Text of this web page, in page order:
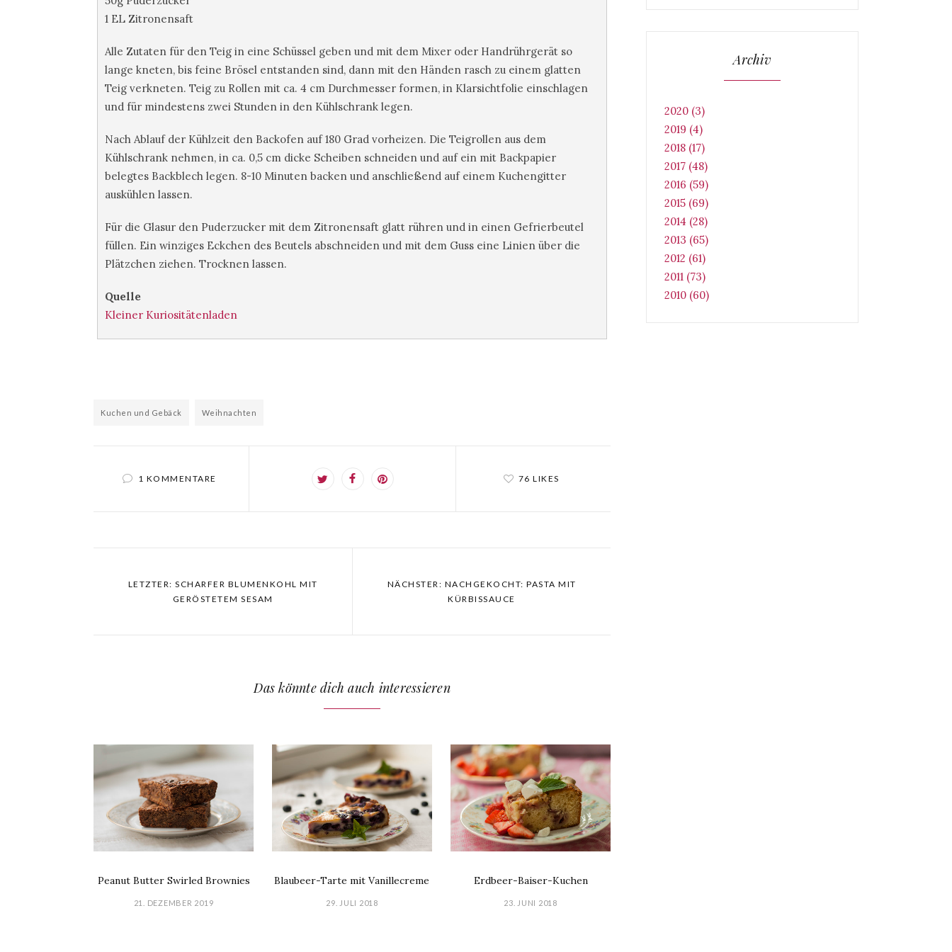
1 EL Zitronensaft
Alle Zutaten für den Teig in eine Schüssel geben und mit dem Mixer oder Handrührgerät so
lange kneten, bis feine Brösel entstanden sind, dann mit den Händen rasch zu einem glatten
Teig verkneten. Teig zu Rollen mit ca. 4 cm Durchmesser formen, in Klarsichtfolie einschlagen
und für mindestens zwei Stunden in den Kühlschrank legen.
Nach Ablauf der Kühlzeit den Backofen auf 180 Grad vorheizen. Die Teigrollen aus dem
Kühlschrank nehmen, in ca. 0,5 cm dicke Scheiben schneiden und auf ein mit Backpapier
belegtes Backblech legen. 8-10 Minuten backen und anschließend auf einem Kuchengitter
auskühlen lassen.
Für die Glasur den Puderzucker mit dem Zitronensaft glatt rühren und in einen Gefrierbeutel
füllen. Ein winziges Eckchen des Beutels abschneiden und mit dem Guss eine Linien über die
Plätzchen ziehen. Trocknen lassen.
Quelle
Kleiner Kuriositätenladen
Kuchen und Gebäck Weihnachten
1 KOMMENTARE 76 LIKES
LETZTER: SCHARFER BLUMENKOHL MIT
GERÖSTETEM SESAM
NÄCHSTER: NACHGEKOCHT: PASTA MIT
KÜRBISSAUCE
Das könnte dich auch interessieren
Peanut Butter Swirled Brownies
21. DEZEMBER 2019
Blaubeer-Tarte mit Vanillecreme
29. JULI 2018
Erdbeer-Baiser-Kuchen
23. JUNI 2018
Archiv
2020 (3)
2019 (4)
2018 (17)
2017 (48)
2016 (59)
2015 (69)
2014 (28)
2013 (65)
2012 (61)
2011 (73)
2010 (60)